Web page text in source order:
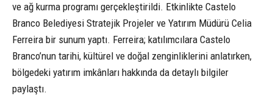
ve ağ kurma programı gerçekleştirildi. Etkinlikte Castelo
Branco Belediyesi Stratejik Projeler ve Yatırım Müdürü Celia
Ferreira bir sunum yaptı. Ferreira; katılımcılara Castelo
Branco’nun tarihi, kültürel ve doğal zenginliklerini anlatırken,
bölgedeki yatırım imkânları hakkında da detaylı bilgiler
paylaştı.